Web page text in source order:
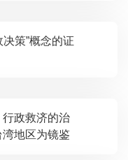
地区为镜鉴